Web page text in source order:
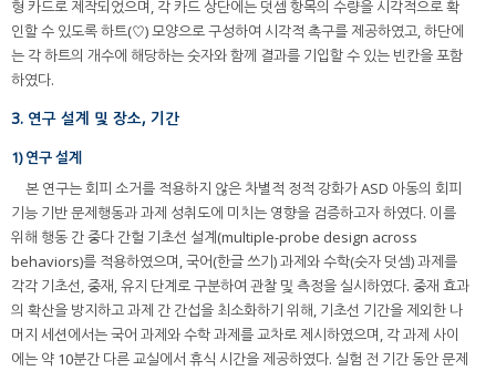
형 카드로 제작되었으며, 각 카드 상단에는 덧셈 항목의 수량을 시각적으로 확
인할 수 있도록 하트(♡) 모양으로 구성하여 시각적 촉구를 제공하였고, 하단에
는 각 하트의 개수에 해당하는 숫자와 함께 결과를 기입할 수 있는 빈칸을 포함
하였다.
3. 연구 설계 및 장소, 기간
1) 연구 설계
본 연구는 회피 소거를 적용하지 않은 차별적 정적 강화가 ASD 아동의 회피
기능 기반 문제행동과 과제 성취도에 미치는 영향을 검증하고자 하였다. 이를
위해 행동 간 중다 간헐 기초선 설계(multiple-probe design across
behaviors)를 적용하였으며, 국어(한글 쓰기) 과제와 수학(숫자 덧셈) 과제를
각각 기초선, 중재, 유지 단계로 구분하여 관찰 및 측정을 실시하였다. 중재 효과
의 확산을 방지하고 과제 간 간섭을 최소화하기 위해, 기초선 기간을 제외한 나
머지 세션에서는 국어 과제와 수학 과제를 교차로 제시하였으며, 각 과제 사이
에는 약 10분간 다른 교실에서 휴식 시간을 제공하였다. 실험 전 기간 동안 문제